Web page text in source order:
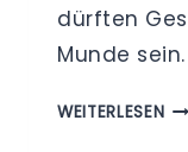
dürften
Munde
WEITERLESEN